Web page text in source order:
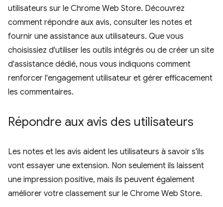
utilisateurs sur le Chrome Web Store. Découvrez
comment répondre aux avis, consulter les notes et
fournir une assistance aux utilisateurs. Que vous
choisissiez d'utiliser les outils intégrés ou de créer un site
d'assistance dédié, nous vous indiquons comment
renforcer l'engagement utilisateur et gérer efficacement
les commentaires.
Répondre aux avis des utilisateurs
Les notes et les avis aident les utilisateurs à savoir s'ils
vont essayer une extension. Non seulement ils laissent
une impression positive, mais ils peuvent également
améliorer votre classement sur le Chrome Web Store.